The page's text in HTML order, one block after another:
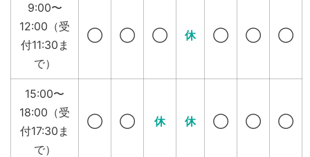
9:00〜
12:00（受
付11:30ま
で）
◯ ◯ ◯ 休 ◯ ◯ ◯
15:00〜
18:00（受
付17:30ま
で）
◯ ◯ 休 休 ◯ ◯ ◯